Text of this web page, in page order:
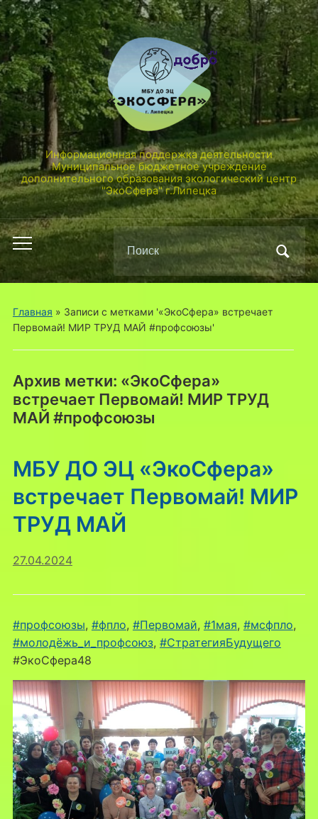
Информационная поддержка деятельности
Муниципальное бюджетное учреждение
дополнительного образования экологический центр
"ЭкоСфера" г.Липецка
Переключить
мобильное
меню
Поиск
по:
Главная » Записи с метками '«ЭкоСфера» встречает
Первомай! МИР ТРУД МАЙ #профсоюзы'
Архив метки: «ЭкоСфера»
встречает Первомай! МИР ТРУД
МАЙ #профсоюзы
МБУ ДО ЭЦ «ЭкоСфера»
встречает Первомай! МИР
ТРУД МАЙ
27.04.2024
#профсоюзы, #фпло, #Первомай, #1мая, #мсфпло,
#молодёжь_и_профсоюз, #СтратегияБудущего
#ЭкоСфера48